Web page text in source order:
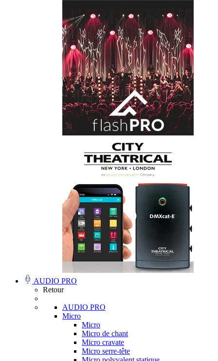
AUDIO PRO
Retour
AUDIO PRO
Micro
Micro
Micro de chant
Micro cravate
Micro serre-tête